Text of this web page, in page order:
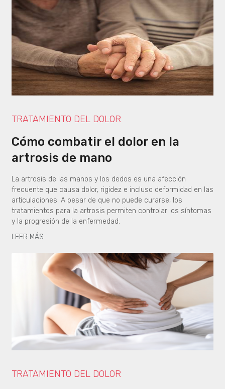
TRATAMIENTO DEL DOLOR
Cómo combatir el dolor en la
artrosis de mano
La artrosis de las manos y los dedos es una afección
frecuente que causa dolor, rigidez e incluso deformidad en las
articulaciones. A pesar de que no puede curarse, los
tratamientos para la artrosis permiten controlar los síntomas
y la progresión de la enfermedad.
LEER MÁS
TRATAMIENTO DEL DOLOR